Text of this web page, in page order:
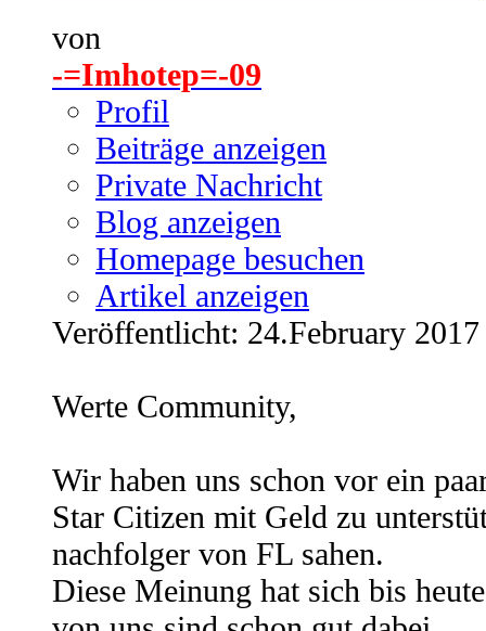
von
-=Imhotep=-09
Profil
Beiträge anzeigen
Private Nachricht
Blog anzeigen
Homepage besuchen
Artikel anzeigen
Veröffentlicht: 24.February
Werte Community,
Wir haben uns schon vor ein
Star Citizen mit Geld zu
nachfolger von FL sahen.
Diese Meinung hat sich bis